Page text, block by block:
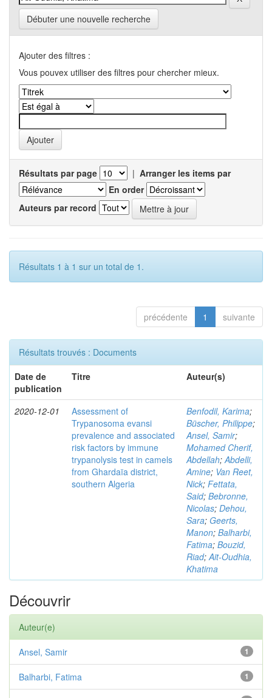
Débuter une nouvelle recherche
Ajouter des filtres :
Vous pouvex utiliser des filtres pour chercher mieux.
Résultats par page | Arranger les items par
En order
Auteurs par record
Résultats 1 à 1 sur un total de 1.
précédente 1 suivante
Résultats trouvés : Documents
Date de
publication
Titre Auteur(s)
2020-12-01
Assessment of
Trypanosoma evansi
prevalence and associated
risk factors by immune
trypanolysis test in camels
from Ghardaïa district,
southern Algeria
Benfodil, Karima;
Büscher, Philippe;
Ansel, Samir;
Mohamed Cherif,
Abdellah;Abdelli,
Amine; Van Reet,
Nick; Fettata,
Said; Bebronne,
Nicolas; Dehou,
Sara; Geerts,
Manon; Balharbi,
Fatima; Bouzid,
Riad;Ait-Oudhia,
Khatima
Découvrir
Auteur(e)
1
Ansel, Samir
1
Balharbi, Fatima